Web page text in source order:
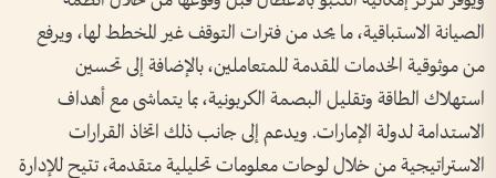
الصيانة الاستباقية، ما يحد من فترات التوقف غير المخطط لها، ويرفع
من موثوقية الخدمات المقدمة للمتعاملين، بالإضافة إلى تحسين
استهلاك الطاقة وتقليل البصمة الكربونية، بما يتماشى مع أهداف
الاستدامة لدولة الإمارات. ويدعم إلى جانب ذلك اتخاذ القرارات
الاستراتيجية من خلال لوحات معلومات تحليلية متقدمة، تتيح للإدارة